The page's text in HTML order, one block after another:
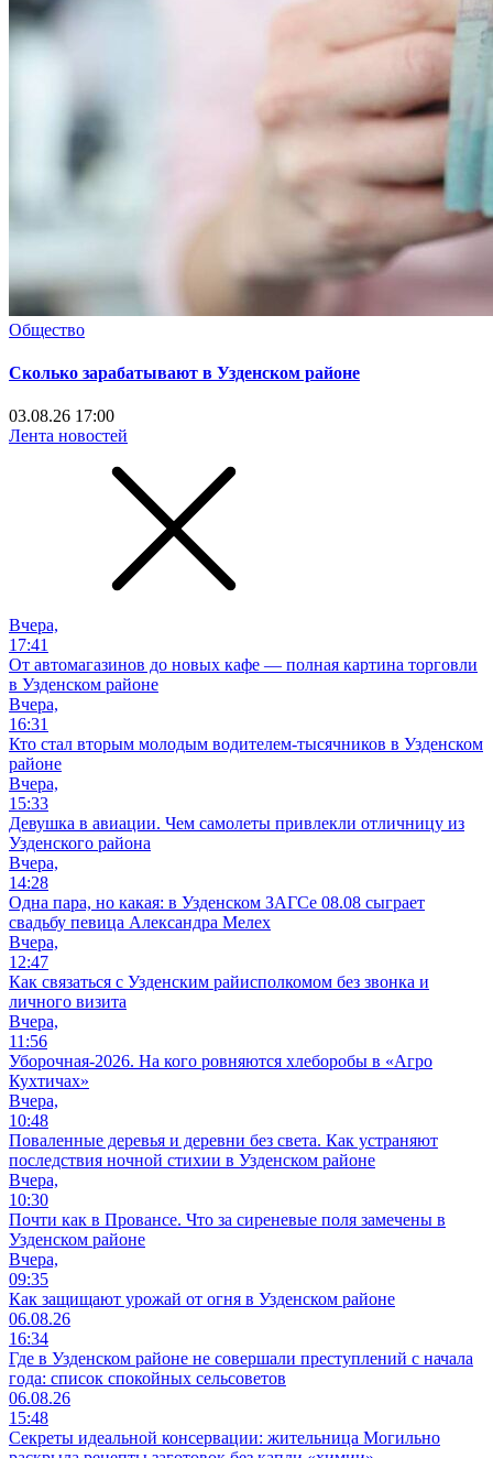
Общество
Сколько зарабатывают в Узденском районе
03.08.26 17:00
Лента новостей
Вчера,
17:41
От автомагазинов до новых кафе — полная картина торговли
в Узденском районе
Вчера,
16:31
Кто стал вторым молодым водителем-тысячников в Узденском
районе
Вчера,
15:33
Девушка в авиации. Чем самолеты привлекли отличницу из
Узденского района
Вчера,
14:28
Одна пара, но какая: в Узденском ЗАГСе 08.08 сыграет
свадьбу певица Александра Мелех
Вчера,
12:47
Как связаться с Узденским райисполкомом без звонка и
личного визита
Вчера,
11:56
Уборочная-2026. На кого ровняются хлеборобы в «Агро
Кухтичах»
Вчера,
10:48
Поваленные деревья и деревни без света. Как устраняют
последствия ночной стихии в Узденском районе
Вчера,
10:30
Почти как в Провансе. Что за сиреневые поля замечены в
Узденском районе
Вчера,
09:35
Как защищают урожай от огня в Узденском районе
06.08.26
16:34
Где в Узденском районе не совершали преступлений с начала
года: список спокойных сельсоветов
06.08.26
15:48
Секреты идеальной консервации: жительница Могильно